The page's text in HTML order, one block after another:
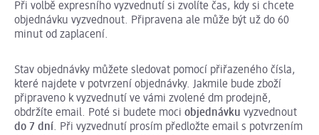
Při volbě expresního vyzvednutí si zvolíte čas, kdy si chcete
objednávku vyzvednout. Připravena ale může být už do 60
minut od zaplacení.
Stav objednávky můžete sledovat pomocí přiřazeného čísla,
které najdete v potvrzení objednávky. Jakmile bude zboží
připraveno k vyzvednutí ve vámi zvolené dm prodejně,
obdržíte email. Poté si budete moci objednávku vyzvednout
do 7 dní. Při vyzvednutí prosím předložte email s potvrzením